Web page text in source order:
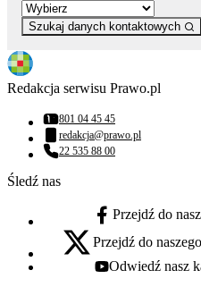
Szukaj danych kontaktowych
Redakcja serwisu Prawo.pl
Numer telefonu:
801 04 45 45
Adres email:
redakcja@prawo.pl
Numer telefonu:
22 535 88 00
Śledź nas
facebook - otwiera się w
Przejdź do
x - otwiera się w nowej karcie
Przejdź do
youtube - otwiera się w
Odwiedź nasz